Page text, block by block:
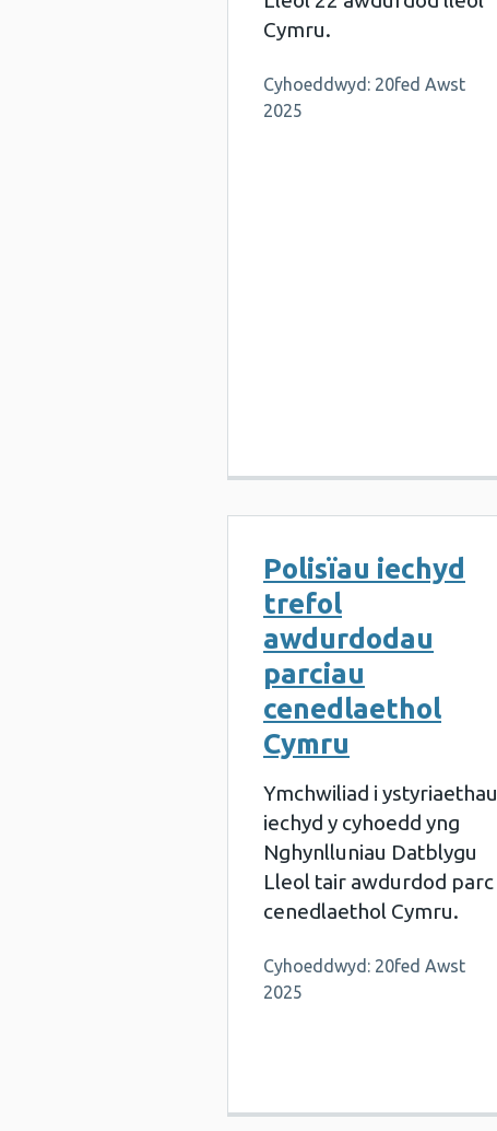
Cymru.
Cyhoeddwyd: 20fed Awst
2025
Polisïau iechyd
trefol
awdurdodau
parciau
cenedlaethol
Cymru
Ymchwiliad i ystyriaethau
iechyd y cyhoedd yng
Nghynlluniau Datblygu
Lleol tair awdurdod parc
cenedlaethol Cymru.
Cyhoeddwyd: 20fed Awst
2025